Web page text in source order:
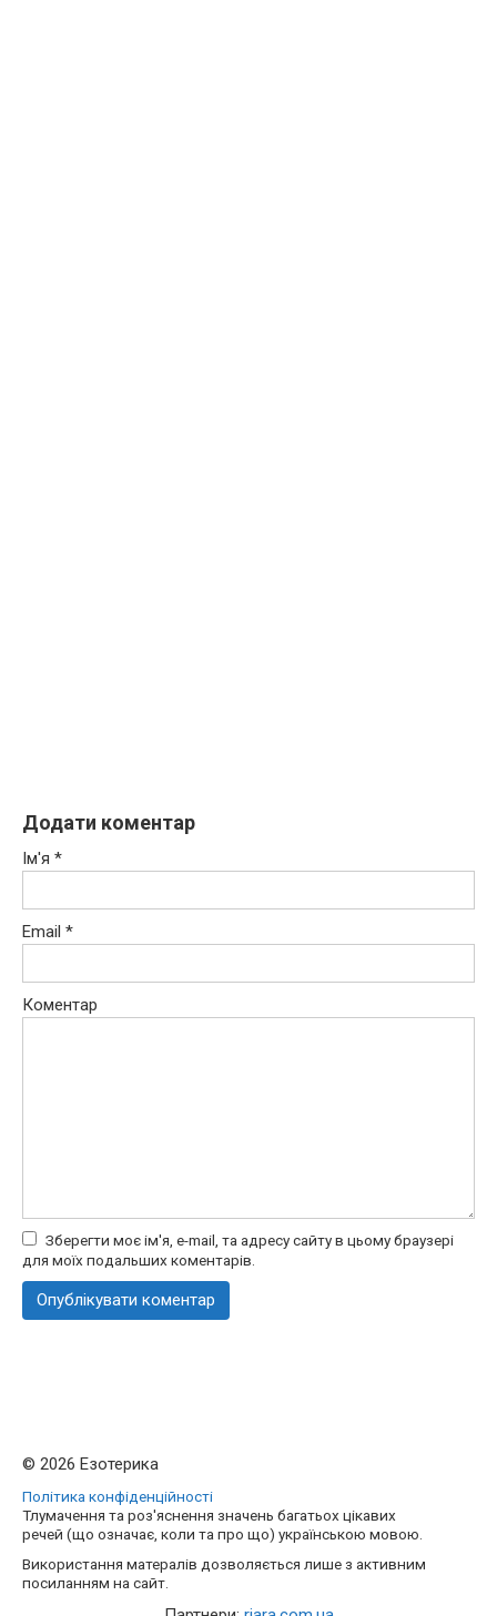
Додати коментар
Ім'я *
Email *
Коментар
Зберегти моє ім'я, e-mail, та адресу сайту в цьому браузері
для моїх подальших коментарів.
© 2026 Езотерика
Політика конфіденційності
Тлумачення та роз'яснення значень багатьох цікавих
речей (що означає, коли та про що) українською мовою.
Використання матералів дозволяється лише з активним
посиланням на сайт.